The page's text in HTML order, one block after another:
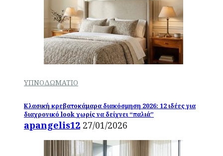
ΥΠΝΟΔΩΜΑΤΙΟ
Κλασική κρεβατοκάμαρα διακόσμηση 2026: 12 ιδέες για
διαχρονικό look χωρίς να δείχνει “παλιά”
apangelis12 27/01/2026